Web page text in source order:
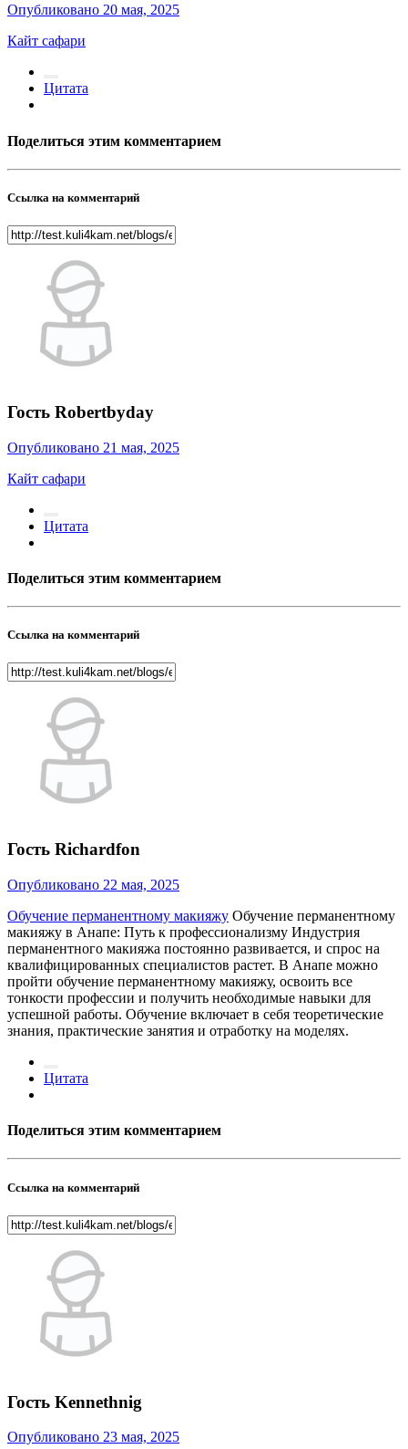
Опубликовано 20 мая, 2025
Кайт сафари
Цитата
Поделиться этим комментарием
Ссылка на комментарий
Гость Robertbyday
Опубликовано 21 мая, 2025
Кайт сафари
Цитата
Поделиться этим комментарием
Ссылка на комментарий
Гость Richardfon
Опубликовано 22 мая, 2025
Обучение перманентному макияжу Обучение перманентному
макияжу в Анапе: Путь к профессионализму Индустрия
перманентного макияжа постоянно развивается, и спрос на
квалифицированных специалистов растет. В Анапе можно
пройти обучение перманентному макияжу, освоить все
тонкости профессии и получить необходимые навыки для
успешной работы. Обучение включает в себя теоретические
знания, практические занятия и отработку на моделях.
Цитата
Поделиться этим комментарием
Ссылка на комментарий
Гость Kennethnig
Опубликовано 23 мая, 2025